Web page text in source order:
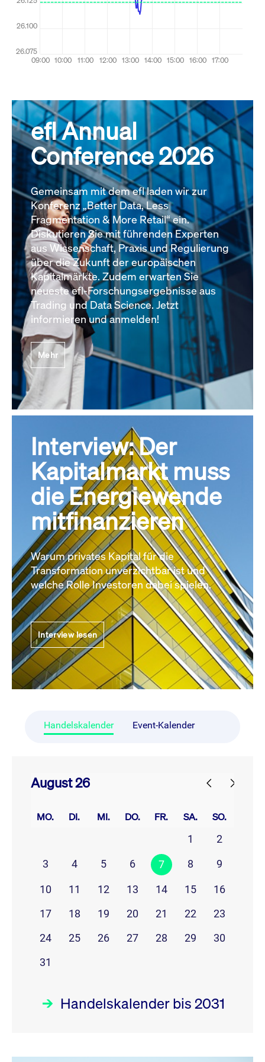
efl Annual
Conference 2026
Gemeinsam mit dem efl laden wir zur
Konferenz „Better Data, Less
Fragmentation & More Retail“ ein.
Diskutieren Sie mit führenden Experten
aus Wissenschaft, Praxis und Regulierung
über die Zukunft der europäischen
Kapitalmärkte. Zudem erwarten Sie
neueste efl-Forschungsergebnisse aus
Trading und Data Science. Jetzt
informieren und anmelden!
Mehr
Interview: Der
Kapitalmarkt muss
die Energiewende
mitfinanzieren
Warum privates Kapital für die
Transformation unverzichtbar ist und
welche Rolle Investoren dabei spielen.
Interview lesen
Handelskalender Event-Kalender
August 26
MO. DI. MI. DO. FR. SA. SO.
1
2
3
4 5 6 7 8 9
10 11 12 13 14 15
16
17
18 19 20 21 22
23
24
25 26 27 28 29
30
31
Handelskalender bis 2031